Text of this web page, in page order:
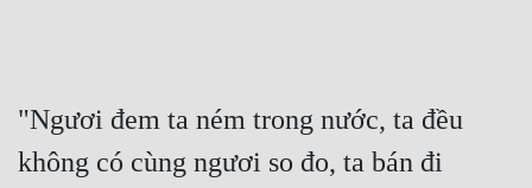
"Ngươi đem ta ném trong nước, ta đều
không có cùng ngươi so đo, ta bán đi